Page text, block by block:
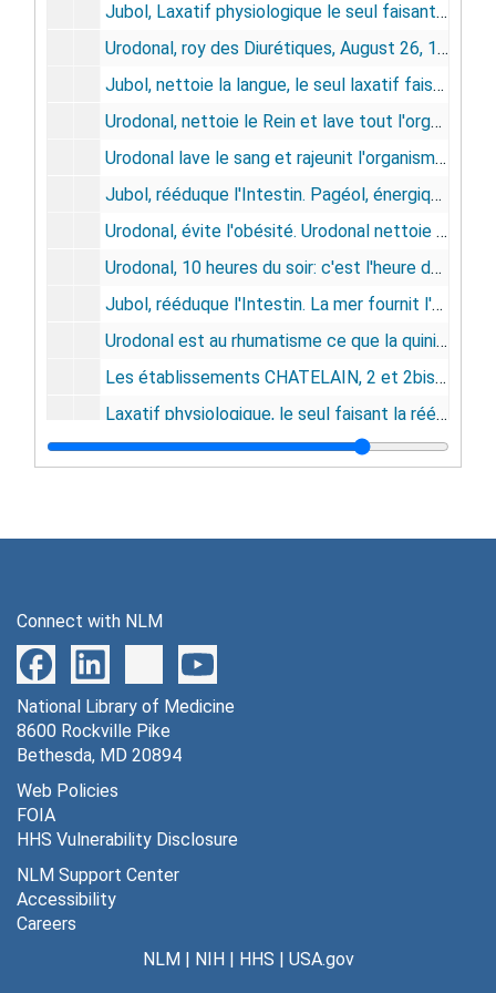
Jubol, Laxatif physiologique le seul faisant la reéducation fonctionnelle de l'Intestin. Gyraldose, June 10, 1916
Urodonal, roy des Diurétiques, August 26, 1916
Jubol, nettoie la langue, le seul laxatif faisant la rééducation fonctionnelle de l'Intestin. Sinubérase, et les diarrhées infantiles, August 19, 1916
Urodonal, nettoie le Rein et lave tout l'organisme. Gyraldose. Pagéol, énergique antiseptic urinaire. Globéol, enricht le sang, abrège la convalescence, June 17, 1916
Urodonal lave le sang et rajeunit l'organisme. Une cure d'Urodonal vous délivrera de vous douleurs, June 10, 1916
Jubol, rééduque l'Intestin. Pagéol, énergique antiseptic urinaire. Gyraldose, pour les soins intimes de la femme, September 10, 1921
Urodonal, évite l'obésité. Urodonal nettoie le rein, lave le foie et les articulations. Il assouplit les artères et évite l'obésité, June 18, 1921
Urodonal, 10 heures du soir: c'est l'heure du rein, January 1, 1921
Jubol, rééduque l'Intestin. La mer fournit l'agar-agar, cette algue marine qui entre dans la composition du Jubol, August 16, 1919
Urodonal est au rhumatisme ce que la quinine est à la fièvre. Urodonal et la Goutte. Globéol donne de la force, March 10, 1917
Les établissements CHATELAIN, 2 et 2bis, rue de Valenciennes, Paris, spécialités recommandées en vente dans toutes les Pharmacies du Monde entier: Jubol, seule médication rationnelle de l'intestin. Vamianine, affections de la peau. Filudine, traitement radical du Paludisme, des Maladies du Foie et de la Rate. Sinubérase, Dépuratif scientifique. Jubolitoires, suppositoires anti-hémorragiques, décongestionnants et calmants, complétant l'action du Jubol. Fandorine, spécifique des maladies de la femme. Gyraldose, hygiène de la femme. Pagéol, energique antiseptique urinaire, March 10, 1917
Laxatif physiologique, le seul faisant la rééducation fonctionnelle de l'intestin, Jubol. L'antiseptique que toute femme doit avoir sur sa la table de toilette: Gyraldose. L'Asthme et l'Emphysème, la Goutte et les Rhumatismes l'Artério-Sclérose, l'Arthritisme, le Rachitisme et toutes les Affections tributaires de l'Iode et de ses dérivés sont traitées avec un plain succès par le Collo-Iode Dubois, March 13, 1915
L'Urodonal médicament mondial, July 10, 1915
Urodonal désencrasse l'organisme, November 1, 1919
Jubol, Laxatif physiologique, le seul faisant la rééducation fonctionnelle de l'Intestin, September 20, 1919
Jubol rééduque l'Intestin, September 13, 1919
Pagéol, Spécifique des maladies des voies urinaires. Sinubérase, évite sûrement l'entérite. Globéol réalise la transfusion sanguine, November 13, 1915
Le Pays de France, Petites Annonces, 1915
Il n'y a pas le choix… ceci ou cela? Sauvez vos dents avec le savon dentifrice Gibbs, December 13, 1919
Connect with NLM
National Library of Medicine
8600 Rockville Pike
Bethesda, MD 20894
Web Policies
FOIA
HHS Vulnerability Disclosure
NLM Support Center
Accessibility
Careers
NLM| NIH| HHS | USA.gov